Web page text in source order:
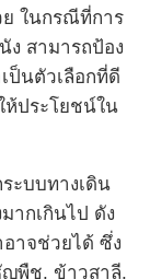
ในกรณีที่การ
ง สามารถป้อง
ป็นตัวเลือกที่ดี
ห้ประโยชน์ใน
ะบบทางเดิน
ากเกินไป ดัง
าจช่วยได้ ซึ่ง
ญพืช, ข้าวสาลี,